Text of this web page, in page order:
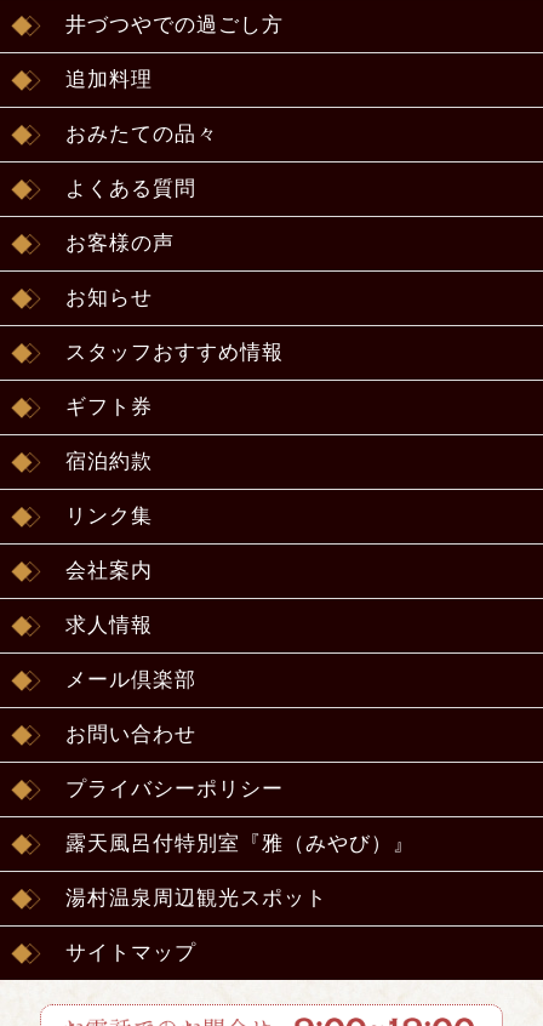
井づつやでの過ごし方
追加料理
おみたての品々
よくある質問
お客様の声
お知らせ
スタッフおすすめ情報
ギフト券
宿泊約款
リンク集
会社案内
求人情報
メール倶楽部
お問い合わせ
プライバシーポリシー
露天風呂付特別室『雅（みやび）』
湯村温泉周辺観光スポット
サイトマップ